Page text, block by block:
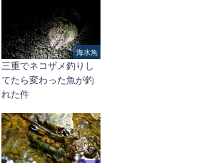
海水魚
三重でネコザメ釣りし
てたら変わった魚が釣
れた件